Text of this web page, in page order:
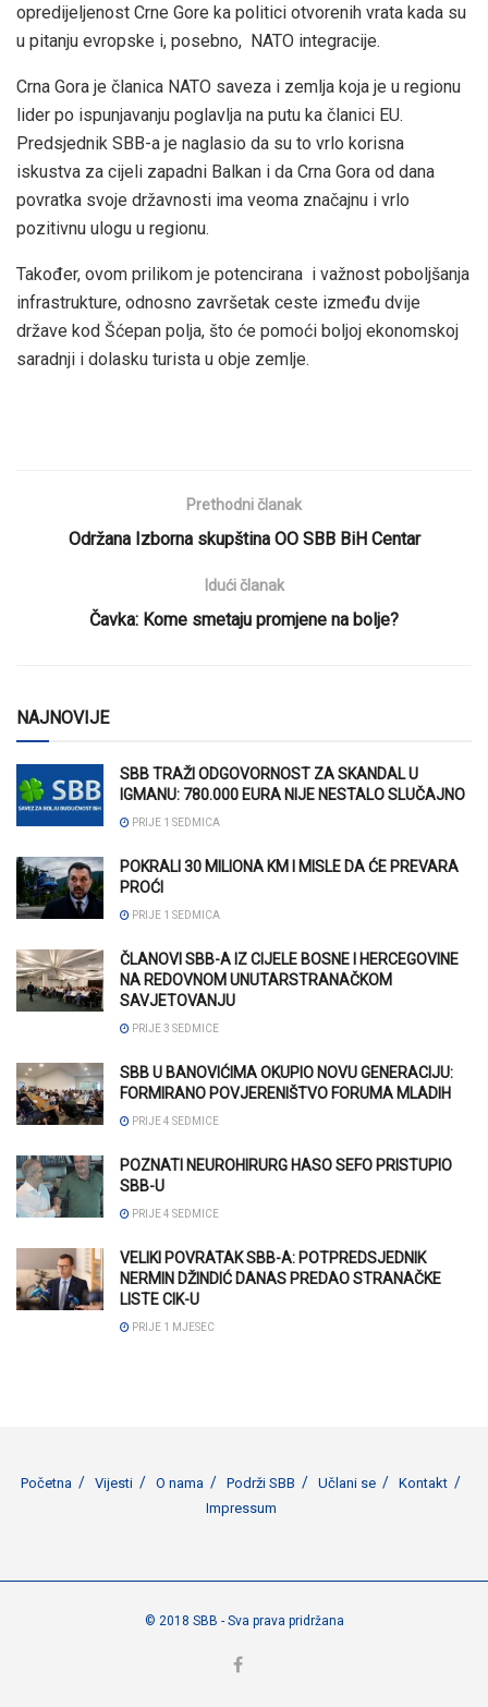
opredijeljenost Crne Gore ka politici otvorenih vrata kada su
u pitanju evropske i, posebno, NATO integracije.
Crna Gora je članica NATO saveza i zemlja koja je u regionu
lider po ispunjavanju poglavlja na putu ka članici EU.
Predsjednik SBB-a je naglasio da su to vrlo korisna
iskustva za cijeli zapadni Balkan i da Crna Gora od dana
povratka svoje državnosti ima veoma značajnu i vrlo
pozitivnu ulogu u regionu.
Također, ovom prilikom je potencirana i važnost poboljšanja
infrastrukture, odnosno završetak ceste između dvije
države kod Šćepan polja, što će pomoći boljoj ekonomskoj
saradnji i dolasku turista u obje zemlje.
Prethodni članak
Održana Izborna skupština OO SBB BiH Centar
Idući članak
Čavka: Kome smetaju promjene na bolje?
NAJNOVIJE
SBB TRAŽI ODGOVORNOST ZA SKANDAL U
IGMANU: 780.000 EURA NIJE NESTALO SLUČAJNO
PRIJE 1 SEDMICA
POKRALI 30 MILIONA KM I MISLE DA ĆE PREVARA
PROĆI
PRIJE 1 SEDMICA
ČLANOVI SBB-A IZ CIJELE BOSNE I HERCEGOVINE
NA REDOVNOM UNUTARSTRANAČKOM
SAVJETOVANJU
PRIJE 3 SEDMICE
SBB U BANOVIĆIMA OKUPIO NOVU GENERACIJU:
FORMIRANO POVJERENIŠTVO FORUMA MLADIH
PRIJE 4 SEDMICE
POZNATI NEUROHIRURG HASO SEFO PRISTUPIO
SBB-U
PRIJE 4 SEDMICE
VELIKI POVRATAK SBB-A: POTPREDSJEDNIK
NERMIN DŽINDIĆ DANAS PREDAO STRANAČKE
LISTE CIK-U
PRIJE 1 MJESEC
Početna Vijesti O nama Podrži SBB Učlani se
Kontakt
Impressum
© 2018 SBB - Sva prava pridržana